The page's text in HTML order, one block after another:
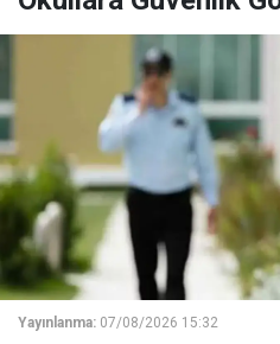
Yayınlanma: 07/08/2026 15:32